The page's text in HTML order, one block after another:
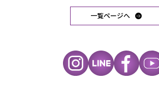
一覧ページへ